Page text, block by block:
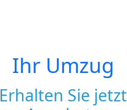
Ihr Umzug
Erhalten Sie jetzt